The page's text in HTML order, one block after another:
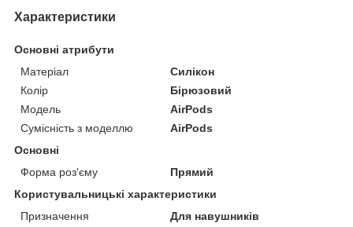
Характеристики
Основні атрибути
Матеріал
Силікон
Колір
Бірюзовий
Модель
AirPods
Сумісність з моделлю
AirPods
Основні
Форма роз'єму
Прямий
Користувальницькі характеристики
Призначення
Для навушників